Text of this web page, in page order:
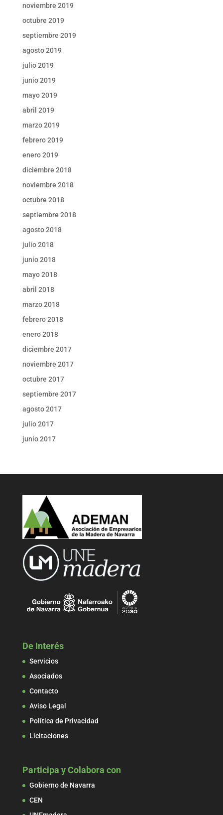
noviembre 2019
octubre 2019
septiembre 2019
agosto 2019
julio 2019
junio 2019
mayo 2019
abril 2019
marzo 2019
febrero 2019
enero 2019
diciembre 2018
noviembre 2018
octubre 2018
septiembre 2018
agosto 2018
julio 2018
junio 2018
mayo 2018
abril 2018
marzo 2018
febrero 2018
enero 2018
diciembre 2017
noviembre 2017
octubre 2017
septiembre 2017
agosto 2017
julio 2017
junio 2017
De Interés
Servicios
Asociados
Contacto
Aviso Legal
Política de Privacidad
Licitaciones
Participa y Colabora con
Gobierno de Navarra
CEN